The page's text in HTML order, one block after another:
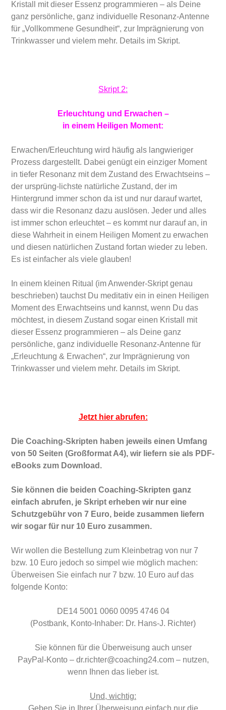
Kristall mit dieser Essenz programmieren – als Deine
ganz persönliche, ganz individuelle Resonanz-Antenne
für „Vollkommene Gesundheit“, zur Imprägnierung von
Trinkwasser und vielem mehr. Details im Skript.
Skript 2:
Erleuchtung und Erwachen –
in einem Heiligen Moment:
Erwachen/Erleuchtung wird häufig als langwieriger
Prozess dargestellt. Dabei genügt ein einziger Moment
in tiefer Resonanz mit dem Zustand des Erwachtseins –
der ursprüng-lichste natürliche Zustand, der im
Hintergrund immer schon da ist und nur darauf wartet,
dass wir die Resonanz dazu auslösen. Jeder und alles
ist immer schon erleuchtet – es kommt nur darauf an, in
diese Wahrheit in einem Heiligen Moment zu erwachen
und diesen natürlichen Zustand fortan wieder zu leben.
Es ist einfacher als viele glauben!
In einem kleinen Ritual (im Anwender-Skript genau
beschrieben) tauchst Du meditativ ein in einen Heiligen
Moment des Erwachtseins und kannst, wenn Du das
möchtest, in diesem Zustand sogar einen Kristall mit
dieser Essenz programmieren – als Deine ganz
persönliche, ganz individuelle Resonanz-Antenne für
„Erleuchtung & Erwachen“, zur Imprägnierung von
Trinkwasser und vielem mehr. Details im Skript.
Jetzt hier abrufen:
Die Coaching-Skripten haben jeweils einen Umfang
von 50 Seiten (Großformat A4), wir liefern sie als PDF-
eBooks zum Download.
Sie können die beiden Coaching-Skripten ganz
einfach abrufen, je Skript erheben wir nur eine
Schutzgebühr von 7 Euro, beide zusammen liefern
wir sogar für nur 10 Euro zusammen.
Wir wollen die Bestellung zum Kleinbetrag von nur 7
bzw. 10 Euro jedoch so simpel wie möglich machen:
Überweisen Sie einfach nur 7 bzw. 10 Euro auf das
folgende Konto:
DE14 5001 0060 0095 4746 04
(Postbank, Konto-Inhaber: Dr. Hans-J. Richter)
Sie können für die Überweisung auch unser
PayPal-Konto – dr.richter@coaching24.com – nutzen,
wenn Ihnen das lieber ist.
Und, wichtig: